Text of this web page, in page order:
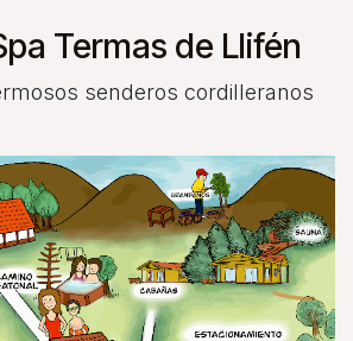
Termas de Llifén
senderos cordilleranos